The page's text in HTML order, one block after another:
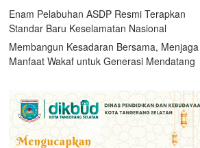
Enam Pelabuhan ASDP Resmi Terapkan
Standar Baru Keselamatan Nasional
Membangun Kesadaran Bersama, Menjaga
Manfaat Wakaf untuk Generasi Mendatang